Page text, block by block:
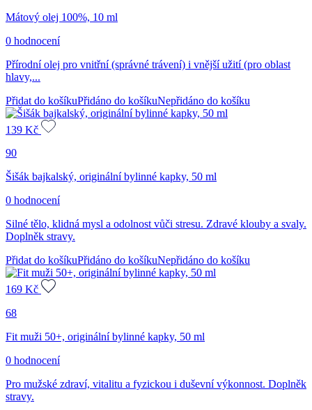
Mátový olej 100%, 10 ml
0 hodnocení
Přírodní olej pro vnitřní (správné trávení) i vnější užití (pro oblast
hlavy,...
Přidat do košíkuPřidáno do košíkuNepřidáno do košíku
139 Kč
90
Šišák bajkalský, originální bylinné kapky, 50 ml
0 hodnocení
Silné tělo, klidná mysl a odolnost vůči stresu. Zdravé klouby a svaly.
Doplněk stravy.
Přidat do košíkuPřidáno do košíkuNepřidáno do košíku
169 Kč
68
Fit muži 50+, originální bylinné kapky, 50 ml
0 hodnocení
Pro mužské zdraví, vitalitu a fyzickou i duševní výkonnost. Doplněk
stravy.